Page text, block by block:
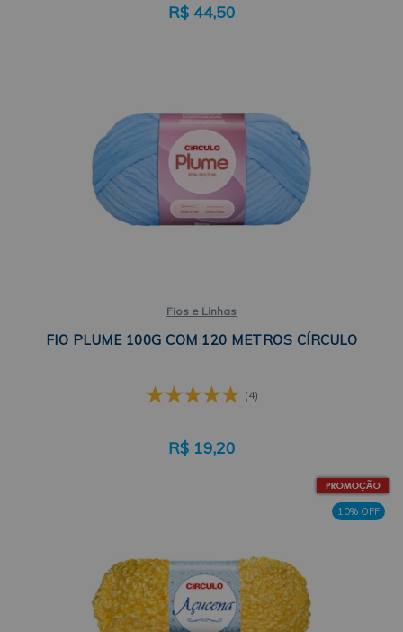
R$ 44,50
Fios e Linhas
FIO PLUME 100G COM 120 METROS CÍRCULO
(4)
R$ 19,20
10% OFF